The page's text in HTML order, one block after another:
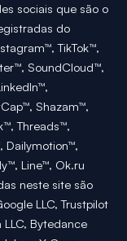
sociais que são o
do
TikTok™,
SoundCloud™,
Shazam™,
Threads™,
Dailymotion™,
Line™, Ok.ru
neste site são
LLC, Trustpilot
LLC, Bytedance